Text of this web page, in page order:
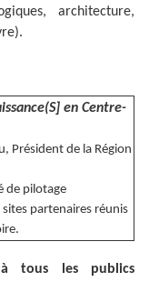
architecture,
en Centre-
Président de la Région
de pilotage
partenaires réunis
à tous les publics